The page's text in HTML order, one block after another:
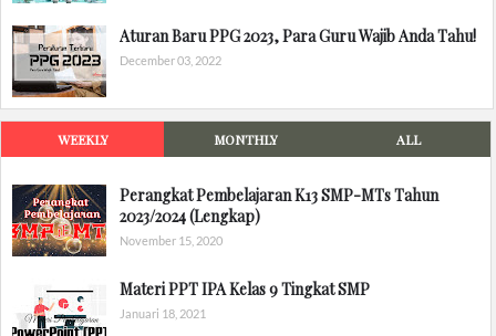
Aturan Baru PPG 2023, Para Guru Wajib Anda Tahu!
December 03, 2022
WEEKLY MONTHLY ALL
Perangkat Pembelajaran K13 SMP-MTs Tahun
2023/2024 (Lengkap)
November 15, 2020
Materi PPT IPA Kelas 9 Tingkat SMP
Januari 18, 2021